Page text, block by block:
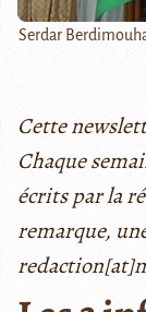
Serdar
Cette
Chaque
écrits par la
remarque,